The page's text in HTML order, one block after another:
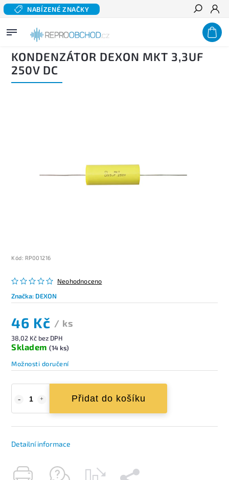
NABÍZENÉ ZNAČKY
Hledat
Domů/ Výhybky /Součástky pro výhybky /
Kondenzátor DEXON MKT
3,3uF 250V DC
KONDENZÁTOR DEXON MKT 3,3UF
250V DC
Kód: RP001216
Neohodnoceno
Značka: DEXON
46 Kč / ks
38,02 Kč bez DPH
Skladem (14 ks)
Možnosti doručení
Přidat do košíku
Detailní informace